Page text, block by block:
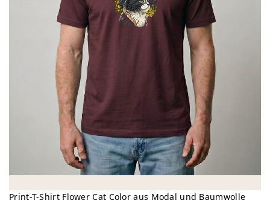
Print-T-Shirt Flower Cat Color aus Modal und Baumwolle